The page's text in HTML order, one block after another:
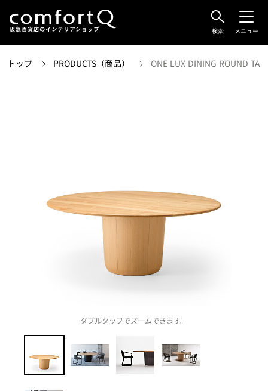
検索 メニュー
トップ PRODUCTS（商品） ONE LUX DINING ROUND
ダブルタップでズームできます。